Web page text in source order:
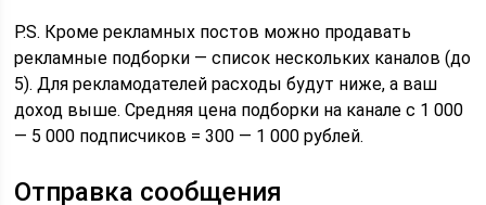
P.S. Кроме рекламных постов можно продавать
рекламные подборки — список нескольких каналов (до
5). Для рекламодателей расходы будут ниже, а ваш
доход выше. Средняя цена подборки на канале с 1 000
— 5 000 подписчиков = 300 — 1 000 рублей.
Отправка сообщения